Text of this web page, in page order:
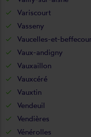
Variscourt
Vasseny
Vaucelles-et-
Vaux-andigny
Vauxaillon
Vauxcéré
Vauxtin
Vendeuil
Vendières
Vénérolles